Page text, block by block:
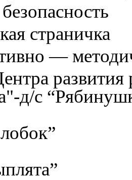
страничка
—
развития
д/с